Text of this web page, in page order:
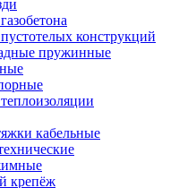
конструкций
пружинные
кабельные
крепёж